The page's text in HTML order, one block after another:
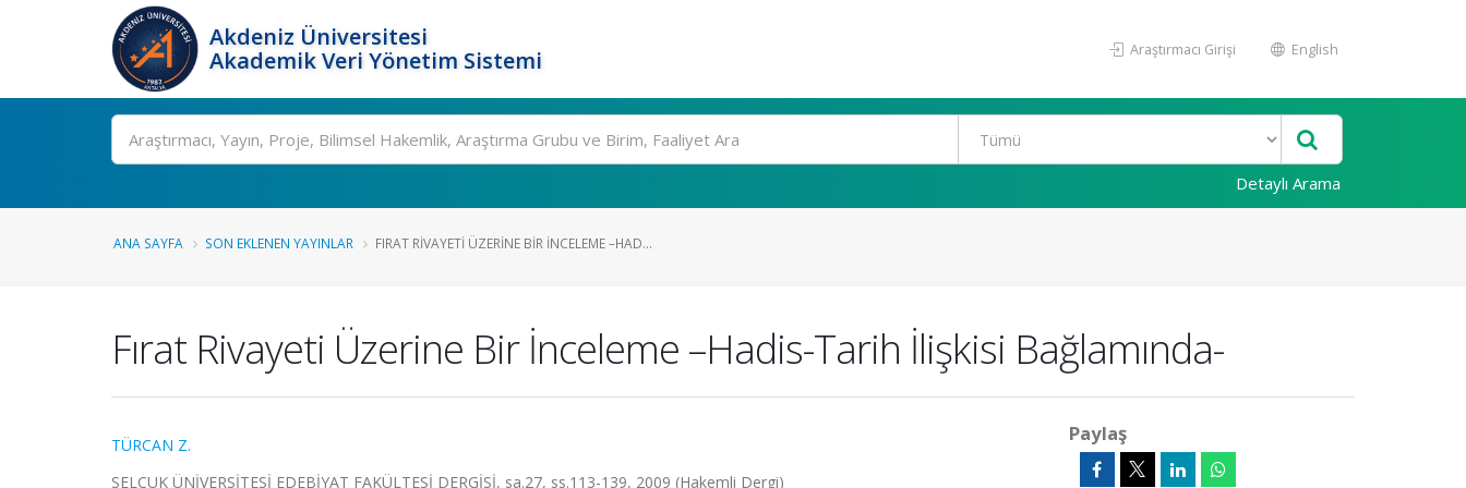
Akdeniz Üniversitesi
Akademik Veri Yönetim Sistemi
Araştırmacı Girişi English
Ara
Detaylı Arama
ANA SAYFA SON EKLENEN YAYINLAR FIRAT RIVAYETI ÜZERINE BIR İNCELEME –HAD...
Fırat Rivayeti Üzerine Bir İnceleme –Hadis-Tarih İlişkisi Bağlamında-
TÜRCAN Z.
SELÇUK ÜNİVERSİTESİ EDEBİYAT FAKÜLTESİ DERGİSİ, sa.27, ss.113-139, 2009 (Hakemli Dergi)
Paylaş